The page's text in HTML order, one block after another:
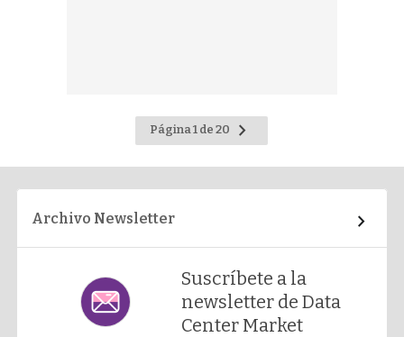
Página 1 de 20
Ir
a
Archivo Newsletter
Suscríbete a la
newsletter de Data
Center Market